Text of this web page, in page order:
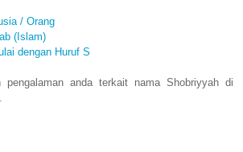
/ Orang
(Islam)
dengan Huruf S
pengalaman anda terkait nama Shobriyyah di